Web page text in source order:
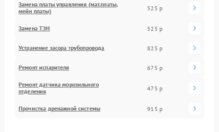
Замена платы управления (мат.платы,
мейн платы)
525 р
Замена ТЭН 525 р
Устранение засора трубопровода 825 р
Ремонт испарителя 675 р
Ремонт датчика морозильного
отделения
475 р
Прочистка дренажной системы 915 р